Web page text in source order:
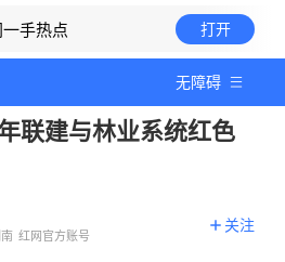
一手热点 打开
无障碍
联建与林业系统红色
红网官方账号
关注